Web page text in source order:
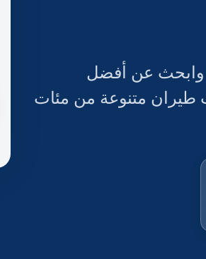
وابحث عن أفضل
طيران متنوعة من مئات